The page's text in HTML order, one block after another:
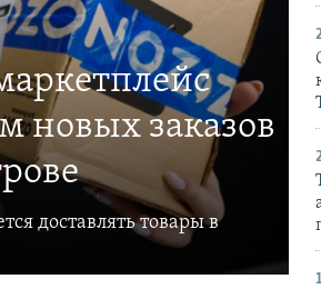
новых заказов
доставлять товары в